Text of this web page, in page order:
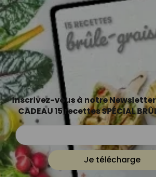
Inscrivez-vous à notre
CADEAU 15 recettes SPÉCIAL
Je télécharge